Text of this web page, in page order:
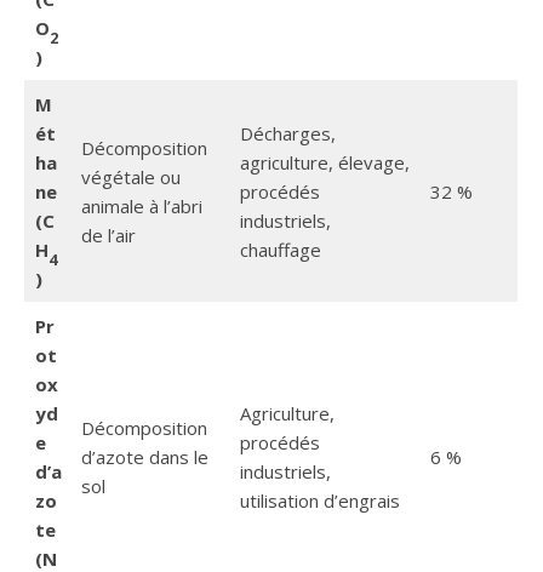
O2
)
M
ét
ha
ne
(C
H4
)
Décomposition
végétale ou
animale à l’abri
de l’air
Décharges,
agriculture, élevage,
procédés
industriels,
chauffage
32 %
Pr
ot
ox
yd
e
d’a
zo
te
(N
Décomposition
d’azote dans le
sol
Agriculture,
procédés
industriels,
utilisation d’engrais
6 %